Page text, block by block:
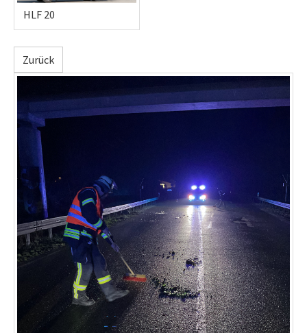
HLF 20
Zurück